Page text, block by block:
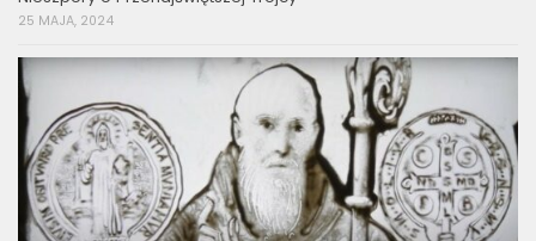
25 MAJA, 2024